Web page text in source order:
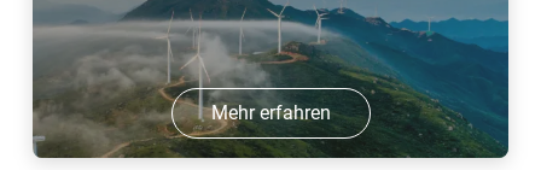
Mehr erfahren